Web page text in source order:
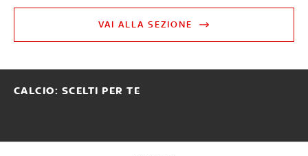
VAI ALLA SEZIONE
CALCIO: SCELTI PER TE